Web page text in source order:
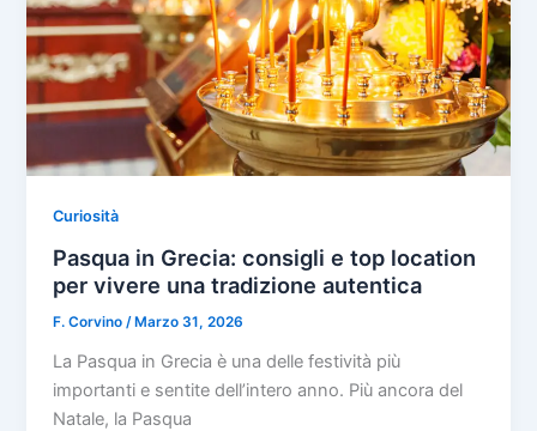
Curiosità
Pasqua in Grecia: consigli e top location
per vivere una tradizione autentica
F. Corvino/ Marzo 31, 2026
La Pasqua in Grecia è una delle festività più
importanti e sentite dell’intero anno. Più ancora del
Natale, la Pasqua